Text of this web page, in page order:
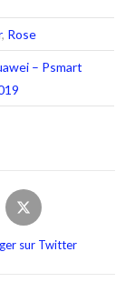
, Rose
– Psmart
sur Twitter